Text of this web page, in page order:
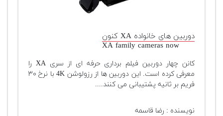
دوربین های خانواده XA کنون
XA family cameras now
کانن چهار دوربین فیلم برداری حرفه ای از سری XA را
معرفی کرده است. این دوربین ها از رزولوشن 4K با نرخ ۳۰
فریم بر ثانیه پشتیبانی می کنند....
نویسنده : رضا قاسمه